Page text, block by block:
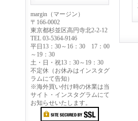
margin（マージン）
〒166-0002
東京都杉並区高円寺北2-2-12
TEL 03-5364-9146
平日13：30～16：30 17：00
～19：30
土・日・祝13：30～19：30
不定休（お休みはインスタグ
ラムにて告知）
※海外買い付け時の休業は当
サイト・インスタグラムにて
お知らせいたします。